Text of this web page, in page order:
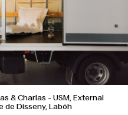
& Charlas - USM, External
de Disseny, Labóh